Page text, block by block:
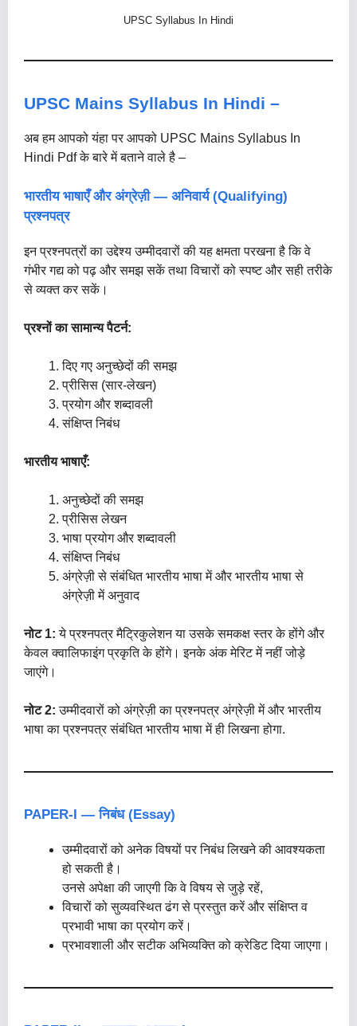
UPSC Syllabus In Hindi
UPSC Mains Syllabus In Hindi –
अब हम आपको यंहा पर आपको UPSC Mains Syllabus In
Hindi Pdf के बारे में बताने वाले है –
भारतीय भाषाएँ और अंग्रेज़ी — अनिवार्य (Qualifying)
प्रश्नपत्र
इन प्रश्नपत्रों का उद्देश्य उम्मीदवारों की यह क्षमता परखना है कि वे
गंभीर गद्य को पढ़ और समझ सकें तथा विचारों को स्पष्ट और सही तरीके
से व्यक्त कर सकें।
प्रश्नों का सामान्य पैटर्न:
दिए गए अनुच्छेदों की समझ
प्रीसिस (सार-लेखन)
प्रयोग और शब्दावली
संक्षिप्त निबंध
भारतीय भाषाएँ:
अनुच्छेदों की समझ
प्रीसिस लेखन
भाषा प्रयोग और शब्दावली
संक्षिप्त निबंध
अंग्रेज़ी से संबंधित भारतीय भाषा में और भारतीय भाषा से
अंग्रेज़ी में अनुवाद
नोट 1: ये प्रश्नपत्र मैट्रिकुलेशन या उसके समकक्ष स्तर के होंगे और
केवल क्वालिफाइंग प्रकृति के होंगे। इनके अंक मेरिट में नहीं जोड़े
जाएंगे।
नोट 2: उम्मीदवारों को अंग्रेज़ी का प्रश्नपत्र अंग्रेज़ी में और भारतीय
भाषा का प्रश्नपत्र संबंधित भारतीय भाषा में ही लिखना होगा.
PAPER-I — निबंध (Essay)
उम्मीदवारों को अनेक विषयों पर निबंध लिखने की आवश्यकता
हो सकती है।
उनसे अपेक्षा की जाएगी कि वे विषय से जुड़े रहें,
विचारों को सुव्यवस्थित ढंग से प्रस्तुत करें और संक्षिप्त व
प्रभावी भाषा का प्रयोग करें।
प्रभावशाली और सटीक अभिव्यक्ति को क्रेडिट दिया जाएगा।